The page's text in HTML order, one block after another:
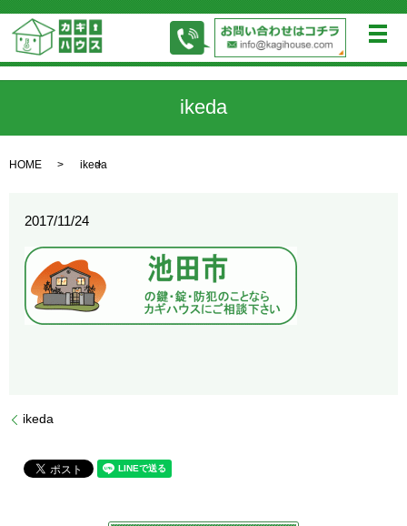
メ
ikeda
HOME ikeda
2017/11/24
ikeda